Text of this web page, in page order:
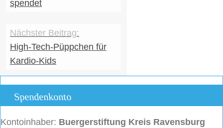
spendet
High-Tech-Püppchen für
Kardio-Kids
Spendenkonto
Kontoinhaber: Buergerstiftung Kreis Ravensburg